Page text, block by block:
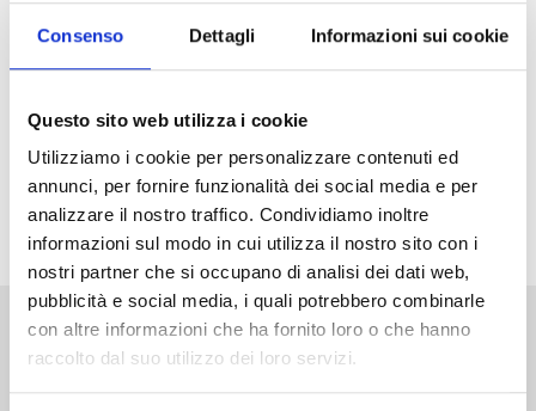
Consenso Dettagli Informazioni sui cookie
Questo sito web utilizza i cookie
Utilizziamo i cookie per personalizzare contenuti ed
annunci, per fornire funzionalità dei social media e per
analizzare il nostro traffico. Condividiamo inoltre
informazioni sul modo in cui utilizza il nostro sito con i
nostri partner che si occupano di analisi dei dati web,
pubblicità e social media, i quali potrebbero combinarle
con altre informazioni che ha fornito loro o che hanno
raccolto dal suo utilizzo dei loro servizi.
Shonen Jump, vincitore del primo premio ai Next
Non perdetevi il primo volume di
versione Limited Edition, con una variant cover
arricchita da dettagli in oro e uno splendito standee
acrilico in allegato!
Altri volumi della serie